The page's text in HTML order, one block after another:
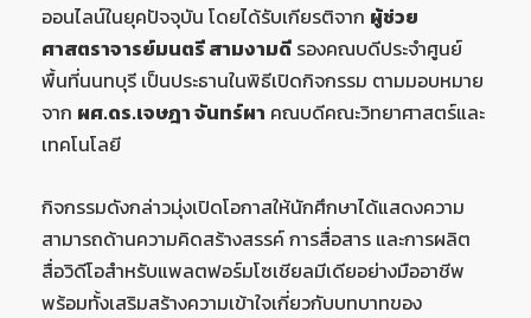
ออนไลน์ในยุคปัจจุบัน โดยได้รับเกียรติจาก ผู้ช่วย
ศาสตราจารย์มนตรี สามงามดี รองคณบดีประจำศูนย์
พื้นที่นนทบุรี เป็นประธานในพิธีเปิดกิจกรรม ตามมอบหมาย
จาก ผศ.ดร.เจษฎา จันทร์ผา คณบดีคณะวิทยาศาสตร์และ
เทคโนโลยี
กิจกรรมดังกล่าวมุ่งเปิดโอกาสให้นักศึกษาได้แสดงความ
สามารถด้านความคิดสร้างสรรค์ การสื่อสาร และการผลิต
สื่อวิดีโอสำหรับแพลตฟอร์มโซเชียลมีเดียอย่างมืออาชีพ
พร้อมทั้งเสริมสร้างความเข้าใจเกี่ยวกับบทบาทของ